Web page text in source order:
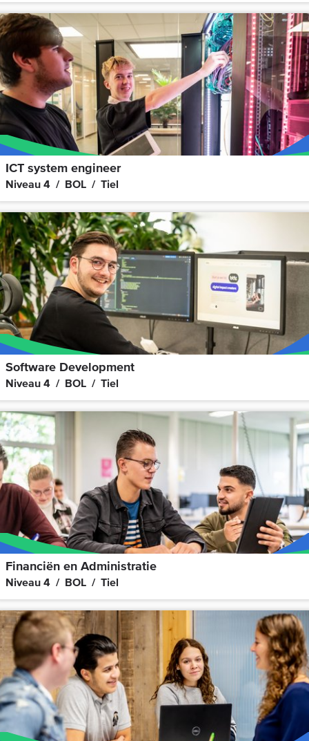
ICT system engineer
Niveau 4 BOL Tiel
Software Development
Niveau 4 BOL Tiel
Financiën en Administratie
Niveau 4 BOL Tiel